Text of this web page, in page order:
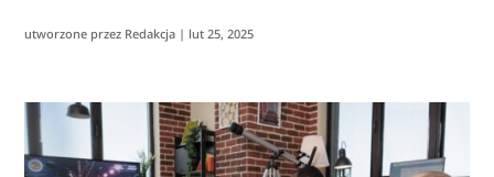
utworzone przez Redakcja | lut 25, 2025